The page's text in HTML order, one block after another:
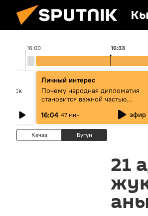
16:00 16:33
Личный интерес
Почему народная дипломатия
становится важной частью
сотрудничества
16:04 47 мин эфир
Кечээ Бүгүн
21